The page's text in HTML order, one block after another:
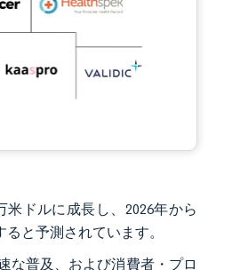
米ドルに成長し、2026年から
と予測されています。
な普及、および消費者・プロ